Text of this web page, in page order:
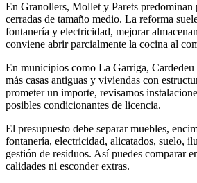
En Granollers, Mollet y Parets predominan
cerradas de tamaño medio. La reforma
fontanería y electricidad, mejorar
conviene abrir parcialmente la cocina al
En municipios como La Garriga, Cardedeu
más casas antiguas y viviendas con
prometer un importe, revisamos
posibles condicionantes de licencia.
El presupuesto debe separar muebles,
fontanería, electricidad, alicatados, suelo,
gestión de residuos. Así puedes comparar
calidades ni esconder extras.